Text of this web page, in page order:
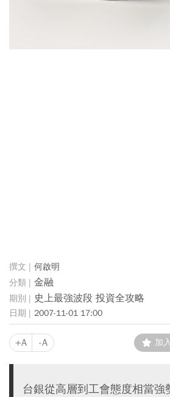
何啟明
金融
史上最強波段 投資全攻略
2007-11-01 17:00
+A -A 加
台銀從高層到工會態度相當強